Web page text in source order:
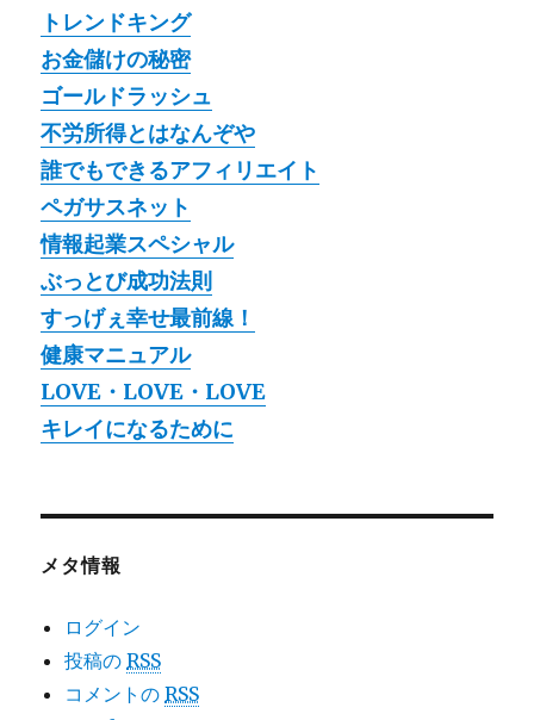
トレンドキング
お金儲けの秘密
ゴールドラッシュ
不労所得とはなんぞや
誰でもできるアフィリエイト
ペガサスネット
情報起業スペシャル
ぶっとび成功法則
すっげぇ幸せ最前線！
健康マニュアル
LOVE・LOVE・LOVE
キレイになるために
メタ情報
ログイン
投稿のRSS
コメントのRSS